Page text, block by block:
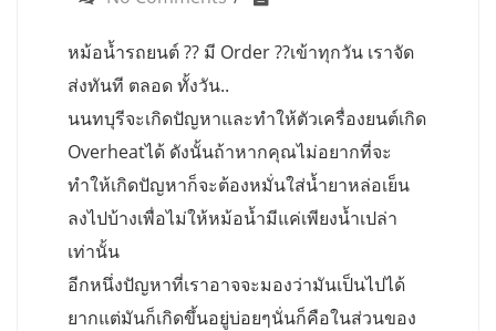
หม้อน้ำรถยนต์ ?? มี Order ??เข้าทุกวัน เราจัด
ส่งทันที ตลอด ทั้งวัน..
นนทบุรีจะเกิดปัญหาและทำให้ตัวเครื่องยนต์เกิด
Overheatได้ ดังนั้นถ้าหากคุณไม่อยากที่จะ
ทำให้เกิดปัญหาก็จะต้องหมั่นใส่น้ำยาหล่อเย็น
ลงไปบ้างเพื่อไม่ให้หม้อน้ำมีแค่เพียงน้ำเปล่า
เท่านั้น
อีกหนึ่งปัญหาที่เราอาจจะมองว่ามันเป็นไปได้
ยากแต่มันก็เกิดขึ้นอยู่บ่อยๆนั่นก็คือในส่วนของ